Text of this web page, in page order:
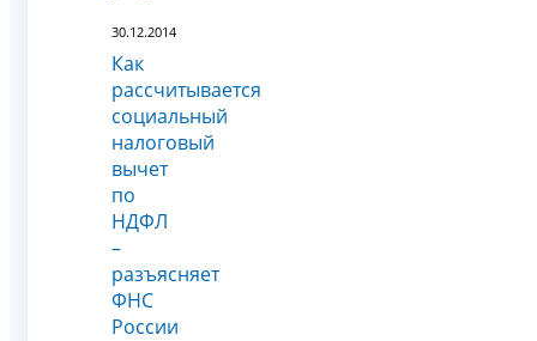
30.12.2014
Как
рассчитывается
социальный
налоговый
вычет
по
НДФЛ
–
разъясняет
ФНС
России